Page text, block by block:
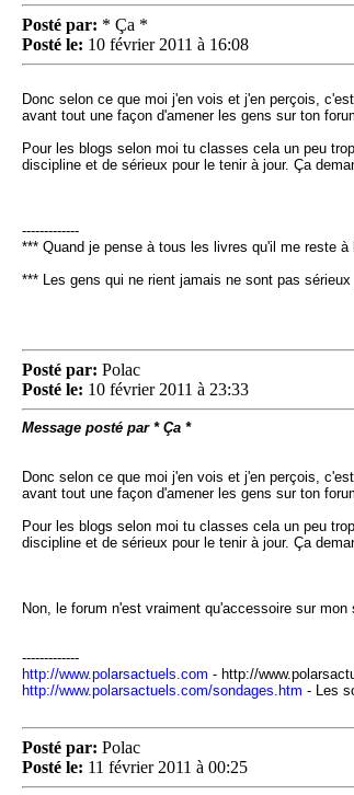
Posté par: * Ça *
Posté le: 10 février 2011 à 16:08
Donc selon ce que moi j'en vois et j'en perçois,
avant tout une façon d'amener les gens sur ton
Pour les blogs selon moi tu classes cela un peu
discipline et de sérieux pour le tenir à jour. Ça
-------------
*** Quand je pense à tous les livres qu'il me reste
*** Les gens qui ne rient jamais ne sont pas sérieux
Posté par: Polac
Posté le: 10 février 2011 à 23:33
Message posté par * Ça *
Donc selon ce que moi j'en vois et j'en perçois,
avant tout une façon d'amener les gens sur ton
Pour les blogs selon moi tu classes cela un peu
discipline et de sérieux pour le tenir à jour. Ça
Non, le forum n'est vraiment qu'accessoire sur
-------------
http://www.polarsactuels.com - http://
http://www.polarsactuels.com/sondages.htm - Les
Posté par: Polac
Posté le: 11 février 2011 à 00:25